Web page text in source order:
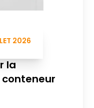
2026
la